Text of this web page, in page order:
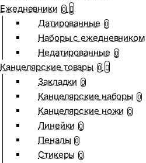
Ежедневники 0
Датированные 0
Наборы с ежедневником
Недатированные 0
Канцелярские товары 0
Закладки 0
Канцелярские наборы 0
Канцелярские ножи 0
Линейки 0
Пеналы 0
Стикеры 0